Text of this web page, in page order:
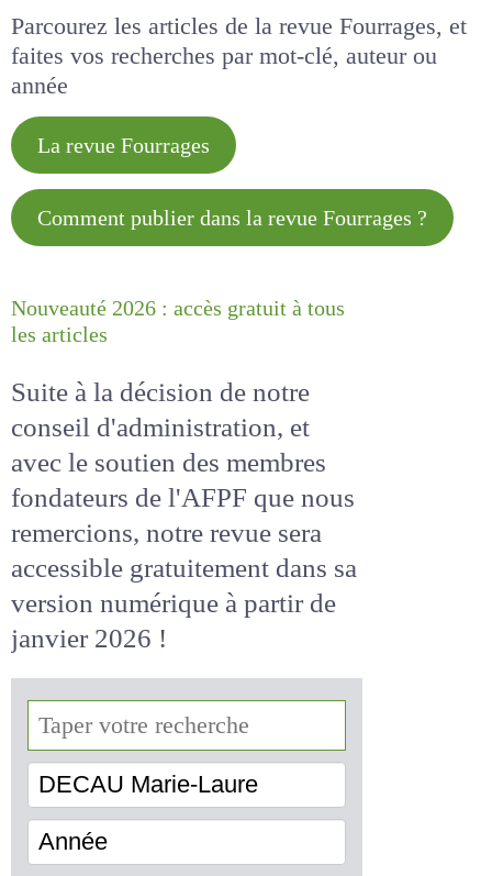
Parcourez les articles de la revue Fourrages, et
faites vos recherches par mot-clé, auteur ou
année
La revue Fourrages
Comment publier dans la revue
Nouveauté 2026 : accès gratuit à
Suite à la décision de notre
conseil d'administration, et
avec le soutien des membres
fondateurs de l'AFPF que nous
remercions, notre revue sera
accessiblegratuitementdans
sa version numérique
de janvier 2026 !
DECAU Marie-Laure